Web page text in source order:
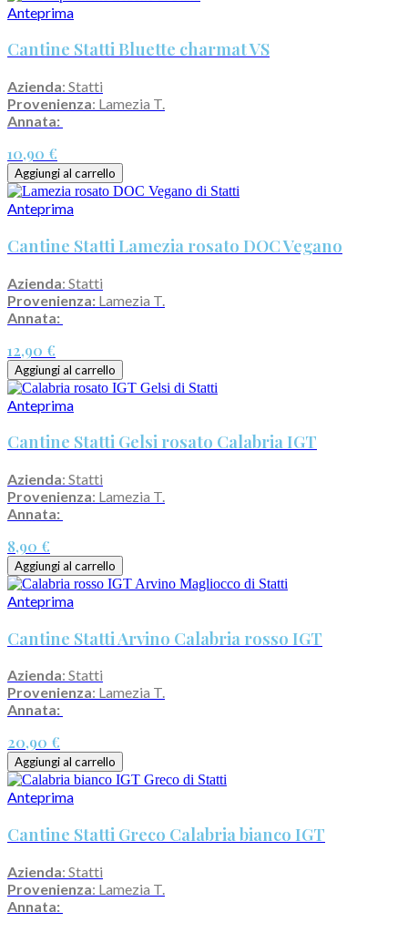
Anteprima
Cantine Statti Bluette charmat VS
Azienda: Statti
Provenienza: Lamezia T.
Annata:
10,90 €
Aggiungi al carrello
Anteprima
Cantine Statti Lamezia rosato DOC Vegano
Azienda: Statti
Provenienza: Lamezia T.
Annata:
12,90 €
Aggiungi al carrello
Anteprima
Cantine Statti Gelsi rosato Calabria IGT
Azienda: Statti
Provenienza: Lamezia T.
Annata:
8,90 €
Aggiungi al carrello
Anteprima
Cantine Statti Arvino Calabria rosso IGT
Azienda: Statti
Provenienza: Lamezia T.
Annata:
20,90 €
Aggiungi al carrello
Anteprima
Cantine Statti Greco Calabria bianco IGT
Azienda: Statti
Provenienza: Lamezia T.
Annata: